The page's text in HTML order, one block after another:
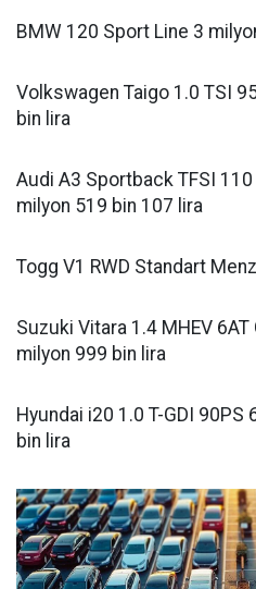
BMW 120 Sport Line 3
Volkswagen Taigo 1.0 TSI
bin lira
Audi A3 Sportback TFSI
milyon 519 bin 107 lira
Togg V1 RWD Standart
Suzuki Vitara 1.4 MHEV 6AT
milyon 999 bin lira
Hyundai i20 1.0 T-GDI
bin lira